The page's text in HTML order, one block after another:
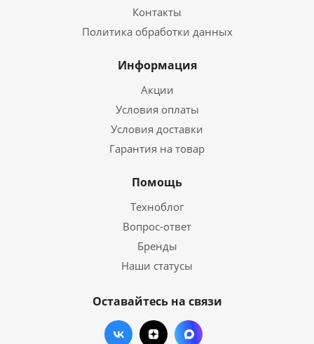
Контакты
Политика обработки данных
Информация
Акции
Условия оплаты
Условия доставки
Гарантия на товар
Помощь
Техноблог
Вопрос-ответ
Бренды
Наши статусы
Оставайтесь на связи